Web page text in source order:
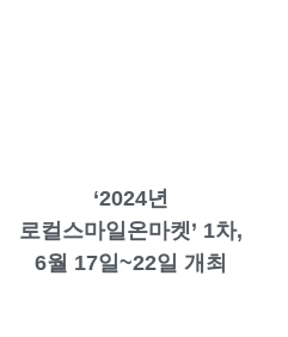
‘2024년
로컬스마일온마켓’ 1차,
6월 17일~22일 개최